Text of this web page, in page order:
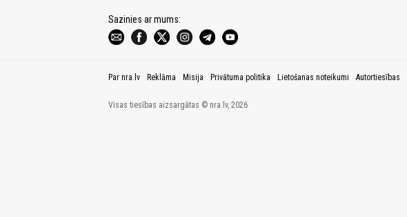
Sazinies ar mums:
Par nra.lv Reklāma Misija Privātuma politika Lietošanas noteikumi Autortiesības
Visas tiesības aizsargātas © nra.lv, 2026